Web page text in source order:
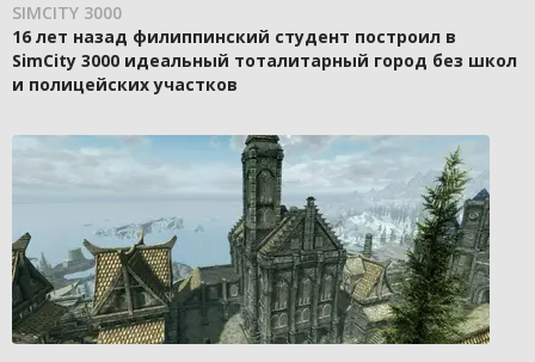
SIMCITY 3000
16 лет назад филиппинский студент построил в
SimCity 3000 идеальный тоталитарный город без школ
и полицейских участков